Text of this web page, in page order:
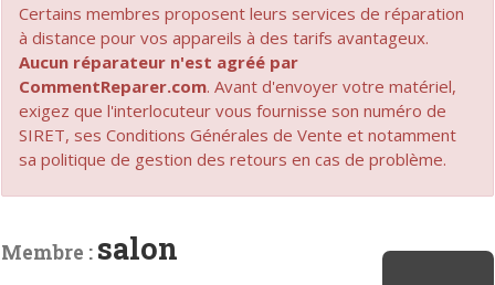
Certains membres proposent leurs services de réparation
à distance pour vos appareils à des tarifs avantageux.
Aucun réparateur n'est agréé par
CommentReparer.com. Avant d'envoyer votre matériel,
exigez que l'interlocuteur vous fournisse son numéro de
SIRET, ses Conditions Générales de Vente et notamment
sa politique de gestion des retours en cas de problème.
Membre : salon